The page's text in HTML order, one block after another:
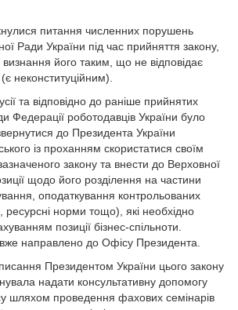
питання численних порушень
Ради України під час прийняття закону,
його таким, що не відповідає
неконституційним).
та відповідно до раніше прийнятих
Федерації роботодавців України було
до Президента України
із проханням скористатися своїм
закону та внести до Верховної
щодо його розділення на частини
оподаткування контрольованих
ресурсні норми тощо), які необхідно
позиції бізнес-спільноти.
вже направлено до Офісу Президента.
Президентом України цього закону
надати консультативну допомогу
шляхом проведення фахових семінарів